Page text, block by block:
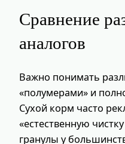
Сравнение
аналогов
Важно понимать
«полумерами» и
Сухой корм часто
«естественную
гранулы у